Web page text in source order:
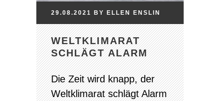
29.08.2021 BY ELLEN ENSLIN
WELTKLIMARAT
SCHLÄGT ALARM
Die Zeit wird knapp, der
Weltklimarat schlägt Alarm